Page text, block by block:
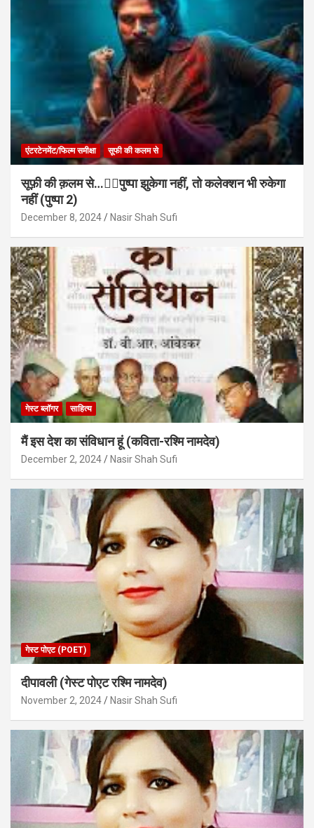
एंटरटेनमेंट/फिल्म समीक्षा सूफी की कलम से
सूफ़ी की क़लम से…✍🏻पुष्पा झुकेगा नहीं, तो कलेक्शन भी रुकेगा
नहीं (पुष्पा 2)
December 8, 2024 Nasir Shah Sufi
गेस्ट ब्लॉगर साहित्य
मैं इस देश का संविधान हूं (कविता-रश्मि नामदेव)
December 2, 2024 Nasir Shah Sufi
गेस्ट पोएट (POET)
दीपावली (गेस्ट पोएट रश्मि नामदेव)
November 2, 2024 Nasir Shah Sufi